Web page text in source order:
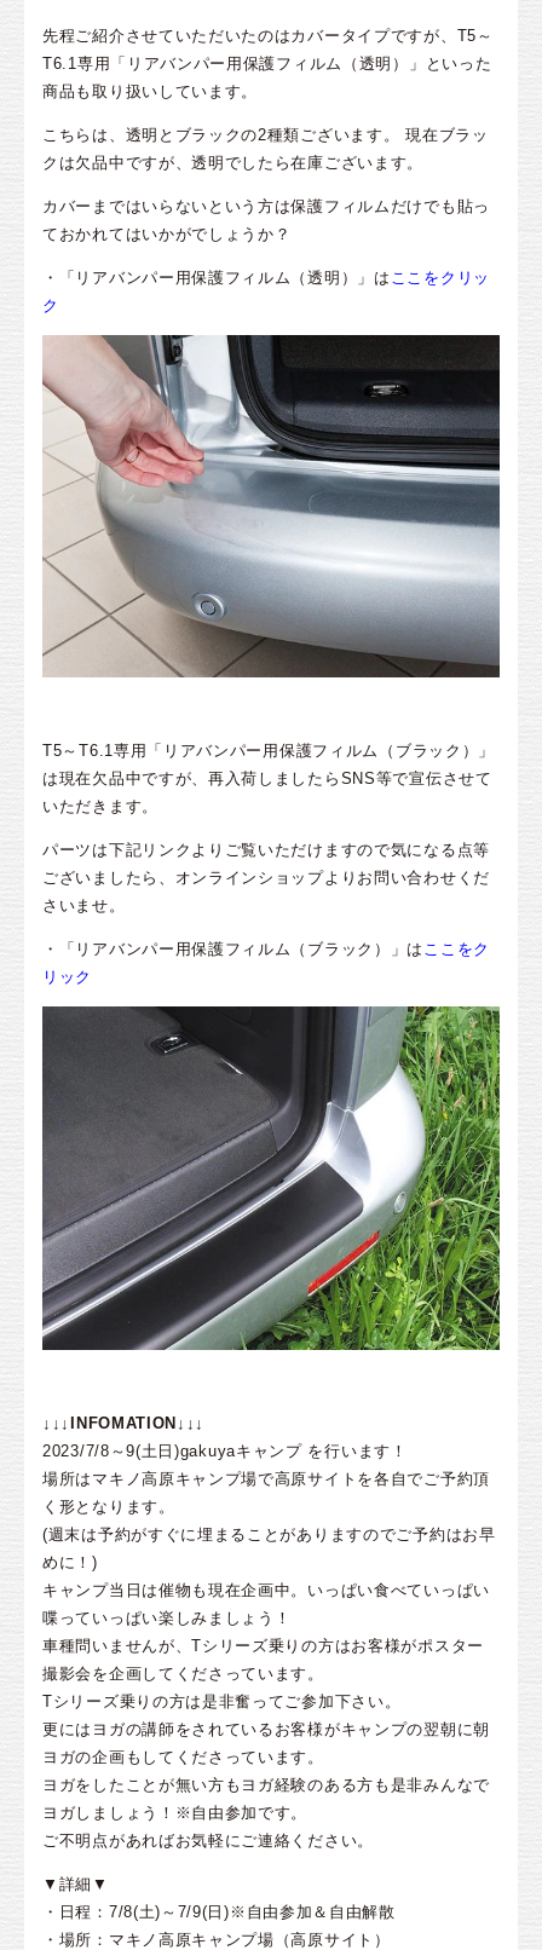
先程ご紹介させていただいたのはカバータイプですが、T5～
T6.1専用「リアバンパー用保護フィルム（透明）」といった
商品も取り扱いしています。
こちらは、透明とブラックの2種類ございます。 現在ブラッ
クは欠品中ですが、透明でしたら在庫ございます。
カバーまではいらないという方は保護フィルムだけでも貼っ
ておかれてはいかがでしょうか？
・「リアバンパー用保護フィルム（透明）」は ここをクリッ
ク
T5～T6.1専用「リアバンパー用保護フィルム（ブラック）」
は現在欠品中ですが、再入荷しましたらSNS等で宣伝させて
いただきます。
パーツは下記リンクよりご覧いただけますので気になる点等
ございましたら、オンラインショップよりお問い合わせくだ
さいませ。
・「リアバンパー用保護フィルム（ブラック）」は ここをク
リック
↓↓↓INFOMATION↓↓↓
2023/7/8～9(土日)gakuyaキャンプ を行います！
場所はマキノ高原キャンプ場で高原サイトを各自でご予約頂
く形となります。
(週末は予約がすぐに埋まることがありますのでご予約はお早
めに！)
キャンプ当日は催物も現在企画中。いっぱい食べていっぱい
喋っていっぱい楽しみましょう！
車種問いませんが、Tシリーズ乗りの方はお客様がポスター
撮影会を企画してくださっています。
Tシリーズ乗りの方は是非奮ってご参加下さい。
更にはヨガの講師をされているお客様がキャンプの翌朝に朝
ヨガの企画もしてくださっています。
ヨガをしたことが無い方もヨガ経験のある方も是非みんなで
ヨガしましょう！※自由参加です。
ご不明点があればお気軽にご連絡ください。
▼詳細▼
・日程：7/8(土)～7/9(日)※自由参加＆自由解散
・場所：マキノ高原キャンプ場（高原サイト）